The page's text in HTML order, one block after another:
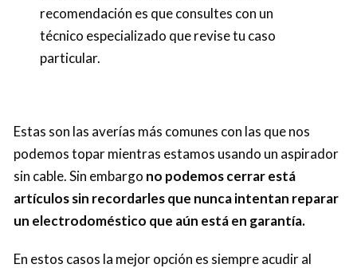
recomendación es que consultes con un
técnico especializado que revise tu caso
particular.
Estas son las averías más comunes con las que nos
podemos topar mientras estamos usando un aspirador
sin cable. Sin embargo no podemos cerrar está
artículos sin recordarles que nunca intentan reparar
un electrodoméstico que aún está en garantía.
En estos casos la mejor opción es siempre acudir al